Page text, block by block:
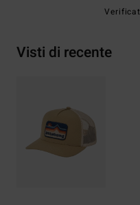
Visti di recente